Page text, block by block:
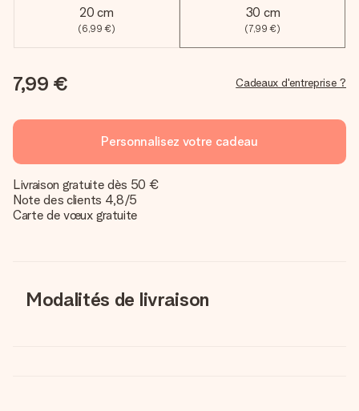
20 cm
(6,99 €)
30 cm
(7,99 €)
7,99 € Cadeaux d'entreprise ?
Personnalisez votre cadeau
Livraison gratuite dès 50 €
Note des clients 4,8/5
Carte de vœux gratuite
Modalités de livraison